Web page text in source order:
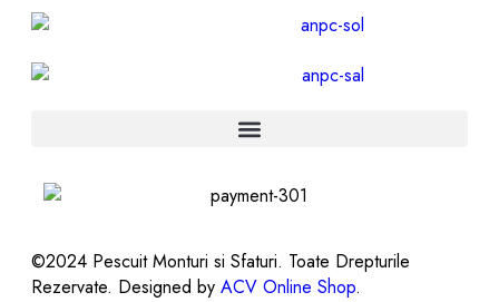
©2024 Pescuit Monturi si Sfaturi. Toate Drepturile
Rezervate. Designed by ACV Online Shop.